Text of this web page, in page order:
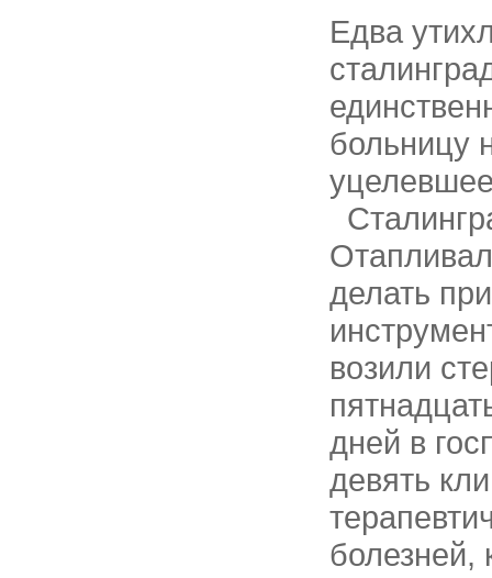
Едва
больницу
делать
возили
дней в
девять
болезней,